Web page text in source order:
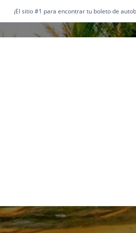
¡El sitio #1 para encontrar tu boleto de